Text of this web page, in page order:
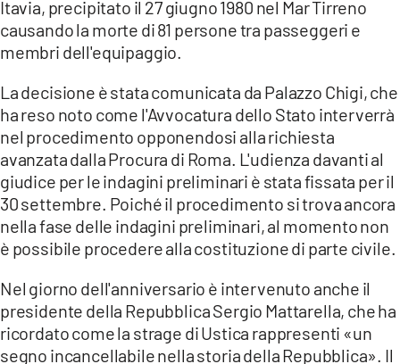
ILVIBONESE.IT
CATANZAROCHANNEL.IT
LACAPITALENEWS.IT
App
ANDROID
APPLE
Itavia, precipitato il 27 giugno 1980 nel Mar Tirreno
causando la morte di 81 persone tra passeggeri e
membri dell'equipaggio.
La decisione è stata comunicata da Palazzo Chigi, che
ha reso noto come l'Avvocatura dello Stato interverrà
nel procedimento opponendosi alla richiesta
avanzata dalla Procura di Roma. L'udienza davanti al
giudice per le indagini preliminari è stata fissata per il
30 settembre. Poiché il procedimento si trova ancora
nella fase delle indagini preliminari, al momento non
è possibile procedere alla costituzione di parte civile.
Nel giorno dell'anniversario è intervenuto anche il
presidente della Repubblica Sergio Mattarella, che ha
ricordato come la strage di Ustica rappresenti «un
segno incancellabile nella storia della Repubblica». Il